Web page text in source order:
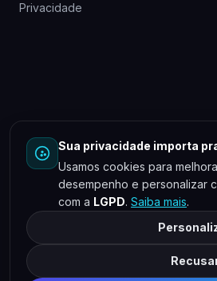
Privacidade
Sua privacidade importa
Usamos cookies para
desempenho e personalizar
com a LGPD. Saiba mais.